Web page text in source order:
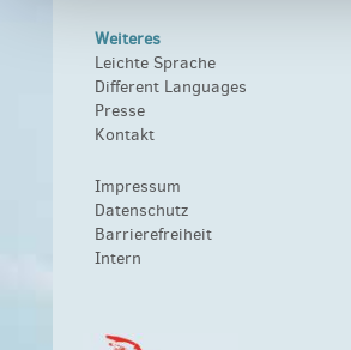
Weiteres
Leichte Sprache
Different Languages
Presse
Kontakt
Impressum
Datenschutz
Barrierefreiheit
Intern